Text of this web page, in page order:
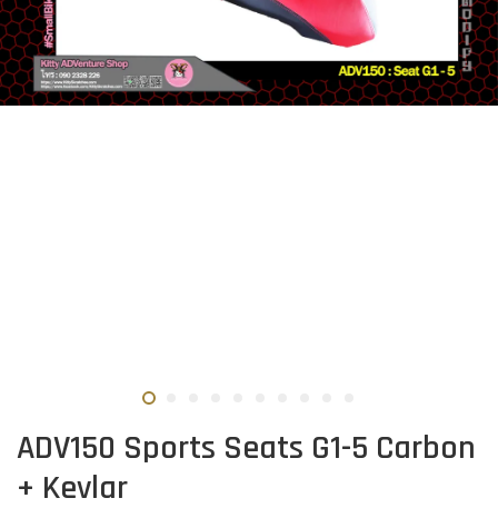
ADV150 Sports Seats G1-5 Carbon
+ Kevlar